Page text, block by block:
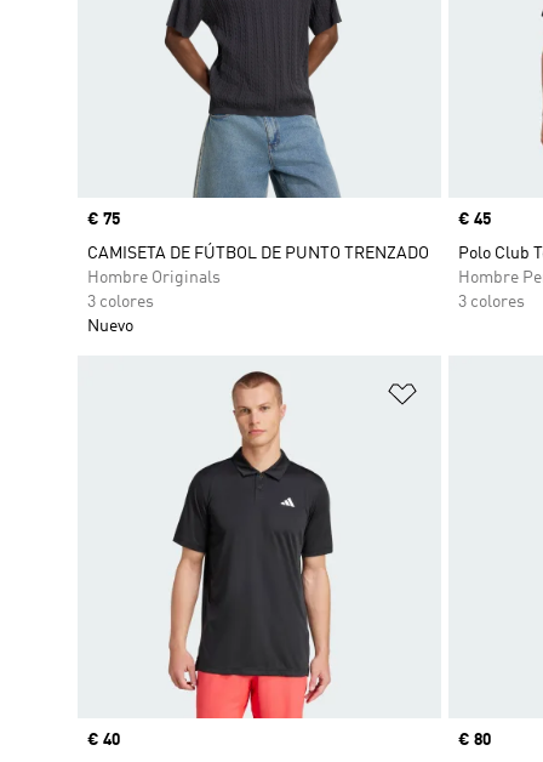
Precio
€ 75
CAMISETA DE FÚTBOL DE PUNTO TRENZADO
Hombre Originals
3 colores
Nuevo
Precio
€ 45
Polo Club
Hombre
3 colores
Añadir a la
Precio
€ 40
Precio
€ 80